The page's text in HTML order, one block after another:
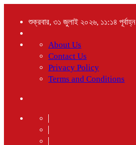
শুক্রবার, ৩১ জুলাই ২০২৬, ১১:১৪ পূর্বাহ্ন
About Us
Contact Us
Privacy Policy
Terms and Conditions